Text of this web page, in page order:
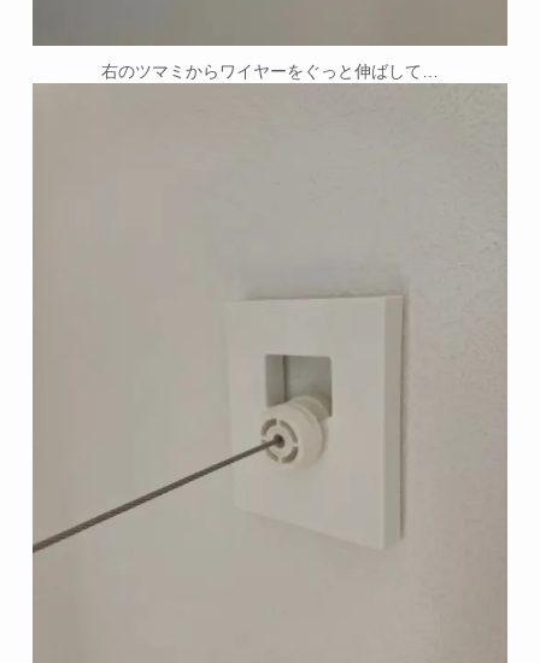
右のツマミからワイヤーをぐっと伸ばして…